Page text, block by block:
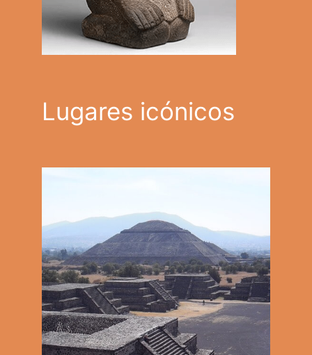
Lugares icónicos